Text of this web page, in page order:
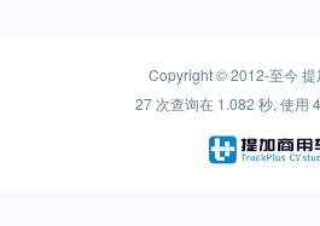
Copyright © 2012-至今提
27 次查询在 1.082 秒, 使用